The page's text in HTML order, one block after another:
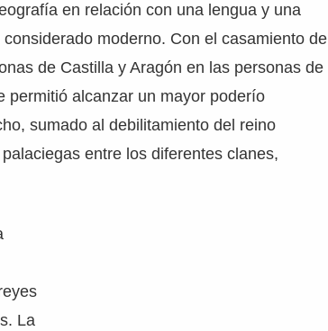
en relación con una lengua y una
moderno. Con el casamiento de
de Castilla y Aragón en las personas de
permitió alcanzar un mayor poderío
sumado al debilitamiento del reino
entre los diferentes clanes,
La